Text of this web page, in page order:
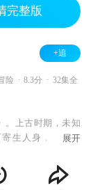
完整版
+追
险 8.3分 32集全
。上古时期，未知
生人身，改变人
万三、炎红砂、
先后因着各自的
展开